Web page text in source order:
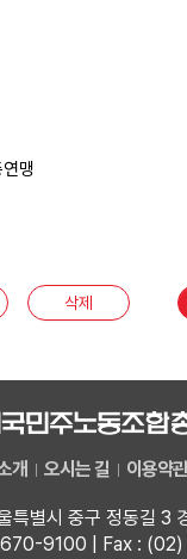
맹
삭제
개 오시는 길 이용약관
별시 중구 정동길 3
9100 | Fax : (02)